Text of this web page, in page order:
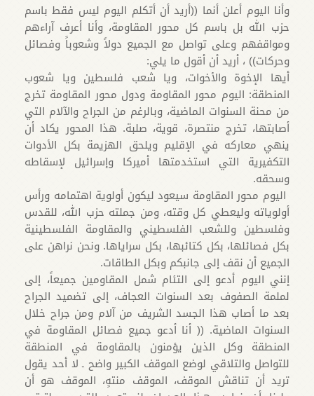
وأنا اليوم أعلن أنما ((أريد أن أتكلم اليوم ليس فقط باسم
حزب الله بل باسم كل محور المقاومة، وأنا أعرف آراءهم
ومواقفهم وعلى تواصل مع الجميع دولاً وشعوباً وفصائل
وحركات)) ، أريد أن أقول ما يلي:
أيها الإخوة والأخوات، ويا شعب فلسطين ويا شعوب
المنطقة: اليوم محور المقاومة ودول محور المقاومة تخرج
من محنة السنوات الماضية، وبالرغم من الجراح والآلام التي
أصابتها، تخرج منتصرة، قوية، صلبة. هذا المحور يكاد أن
ينهي معاركه في الإقليم ويلحق الهزيمة بكل الأدوات
التكفيرية التي استخدمتها أميركا وإسرائيل لإسقاطه
وسحقه.
اليوم محور المقاومة سيعود ليكون أولوية اهتمامه ورأس
أولوياته وليعطي كل وقته، ومن جملته حزب الله، للقدس
وفلسطين وللشعب الفلسطيني والمقاومة الفلسطينية
بكل فصائلها، بكل كتائبها، بكل سراياها. ونحن نراهن على
الجميع أن نقف إلى جانبكم وبكل الطاقات.
إنني اليوم أدعو إلى التئام شمل المقاومين جميعاً، إلى
لملمة الصفوف بعد السنوات العجاف، إلى تضميد الجراح
بعد ما أصاب هذا الجسد الشريف من آلام ومن جراح خلال
السنوات الماضية. (( أنا أدعو جميع فصائل المقاومة في
المنطقة وكل الذين يؤمنون بالمقاومة في المنطقة
للتواصل والتلاقي لوضع الموقف الكبير واضح ـ لا أحد يقول
تريد أن تناقش الموقف، الموقف منتهٍ، الموقف هو أن